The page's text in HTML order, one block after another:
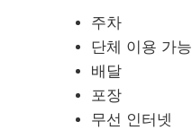
주차
단체 이용 가능
배달
포장
무선 인터넷